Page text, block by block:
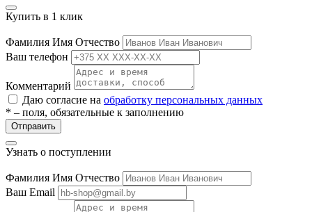
Купить в 1 клик
Фамилия Имя Отчество
Ваш телефон
Комментарий
Даю согласие на обработку персональных данных
* – поля, обязательные к заполнению
Отправить
Узнать о поступлении
Фамилия Имя Отчество
Ваш Email